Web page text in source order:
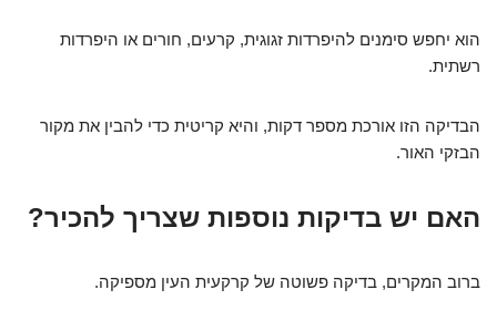
הוא יחפש סימנים להיפרדות זגוגית, קרעים, חורים או היפרדות
רשתית.
הבדיקה הזו אורכת מספר דקות, והיא קריטית כדי להבין את מקור
הבזקי האור.
האם יש בדיקות נוספות שצריך להכיר?
ברוב המקרים, בדיקה פשוטה של קרקעית העין מספיקה.